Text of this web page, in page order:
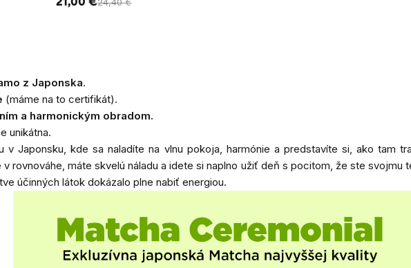
24,40 €
z Japonska.
(máme na to certifikát).
a harmonickým obradom.
unikátna.
Japonsku, kde sa naladíte na vlnu pokoja, harmónie a predstavíte si, ako tam
rovnováhe, máte skvelú náladu a idete si naplno užiť deň s pocitom, že ste svojmu
účinných látok dokázalo plne nabiť energiou.